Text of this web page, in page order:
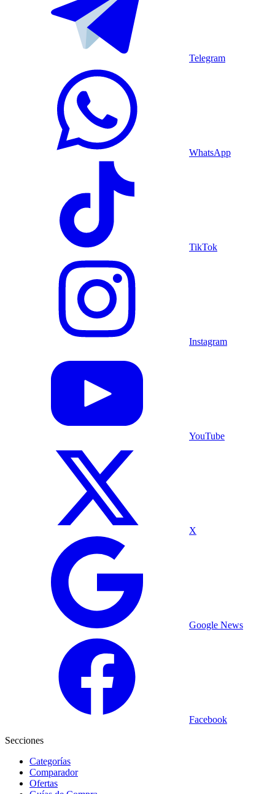
Telegram
WhatsApp
TikTok
Instagram
YouTube
X
Google News
Facebook
Secciones
Categorías
Comparador
Ofertas